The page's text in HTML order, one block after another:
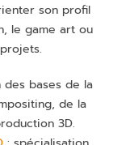
son profil
le game art ou
bases de la
de la
3D.